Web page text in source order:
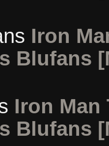
Iron
Blufans
Iron Man
Blufans